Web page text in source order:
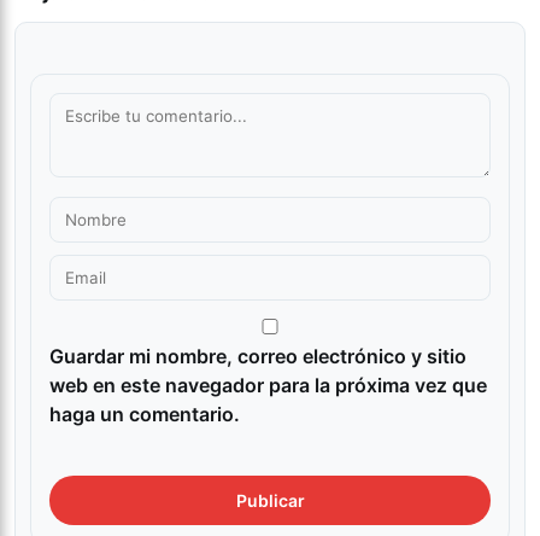
Guardar mi nombre, correo electrónico y sitio
web en este navegador para la próxima vez que
haga un comentario.